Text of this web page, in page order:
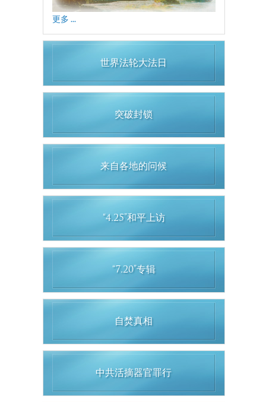
更多 ...
世界法轮大法日
突破封锁
来自各地的问候
“4.25”和平上访
“7.20”专辑
自焚真相
中共活摘器官罪行